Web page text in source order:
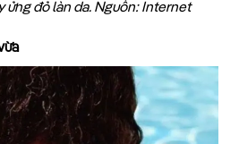
ửng đỏ làn da. Nguồn: Internet